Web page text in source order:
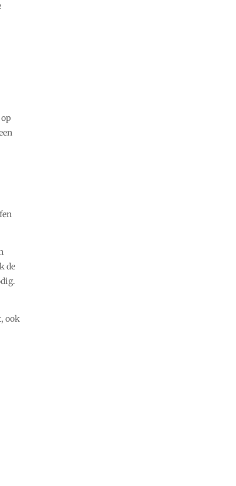
de
ook